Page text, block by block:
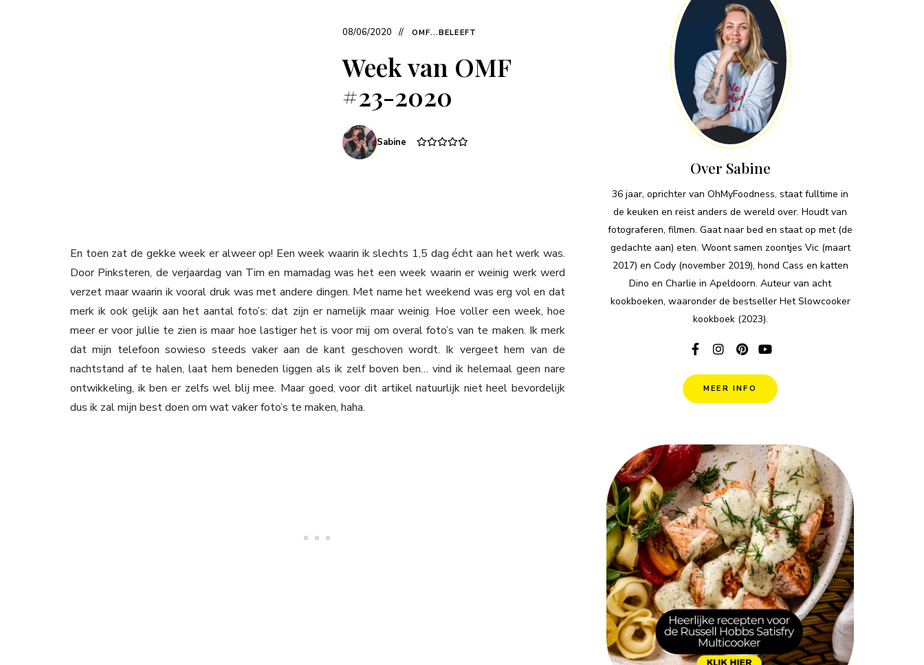
08/06/2020 OMF...BELEEFT
Week van OMF
#23-2020
Sabine
En toen zat de gekke week er alweer op! Een week waarin ik slechts 1,5 dag écht aan het werk was.
Door Pinksteren, de verjaardag van Tim en mamadag was het een week waarin er weinig werk werd
verzet maar waarin ik vooral druk was met andere dingen. Met name het weekend was erg vol en dat
merk ik ook gelijk aan het aantal foto’s: dat zijn er namelijk maar weinig. Hoe voller een week, hoe
meer er voor jullie te zien is maar hoe lastiger het is voor mij om overal foto’s van te maken. Ik merk
dat mijn telefoon sowieso steeds vaker aan de kant geschoven wordt. Ik vergeet hem van de
nachtstand af te halen, laat hem beneden liggen als ik zelf boven ben… vind ik helemaal geen nare
ontwikkeling, ik ben er zelfs wel blij mee. Maar goed, voor dit artikel natuurlijk niet heel bevordelijk
dus ik zal mijn best doen om wat vaker foto’s te maken, haha.
Over Sabine
36 jaar, oprichter van OhMyFoodness, staat fulltime in
de keuken en reist anders de wereld over. Houdt van
fotograferen, filmen. Gaat naar bed en staat op met (de
gedachte aan) eten. Woont samen zoontjes Vic (maart
2017) en Cody (november 2019), hond Cass en katten
Dino en Charlie in Apeldoorn. Auteur van acht
kookboeken, waaronder de bestseller Het Slowcooker
kookboek (2023).
MEER INFO